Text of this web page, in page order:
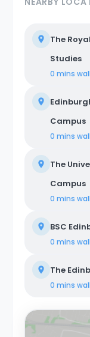
The
Studies
0 mins
Campus
0 mins
The
Campus
0 mins
BSC
0 mins
The
0 mins